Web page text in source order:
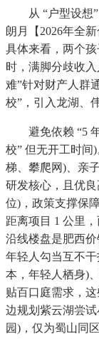
从 “户型设想”
朗月【2026年全
具体来看，两个
时，满脚分歧收
难”针对财产人群
校”，引入龙湖、
避免依赖 “5 年
校” 但无开工时间
梯、攀爬网)、亲
研发核心，且优
位)，政策支撑保
距离项目 1 公里
沿线楼盘是肥西价
年轻人勾当互不
本，年轻人栖身)
贴百口庭需求，
边规划紫云湖尝试
园)，仅为蜀山同